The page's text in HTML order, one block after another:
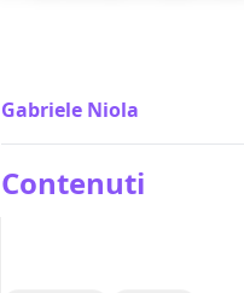
Gabriele Niola
Contenuti